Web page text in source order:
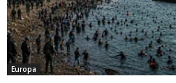
Europa